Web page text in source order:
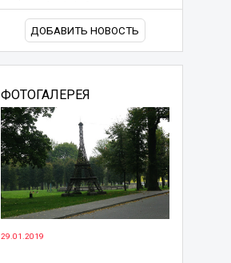
ДОБАВИТЬ НОВОСТЬ
ФОТОГАЛЕРЕЯ
29.01.2019